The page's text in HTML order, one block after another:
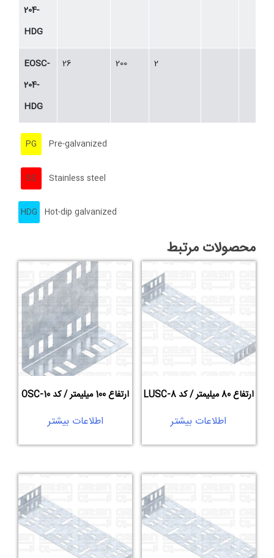
204-
HDG
EOSC-
204-
HDG
26 200 2
PG Pre-galvanized
SS Stainless steel
Hot-dip galvanized
HDG
محصولات مرتبط
ارتفاع 80 میلیمتر / کد LUSC-8
اطلاعات بیشتر
ارتفاع 100 میلیمتر / کد OSC-10
اطلاعات بیشتر